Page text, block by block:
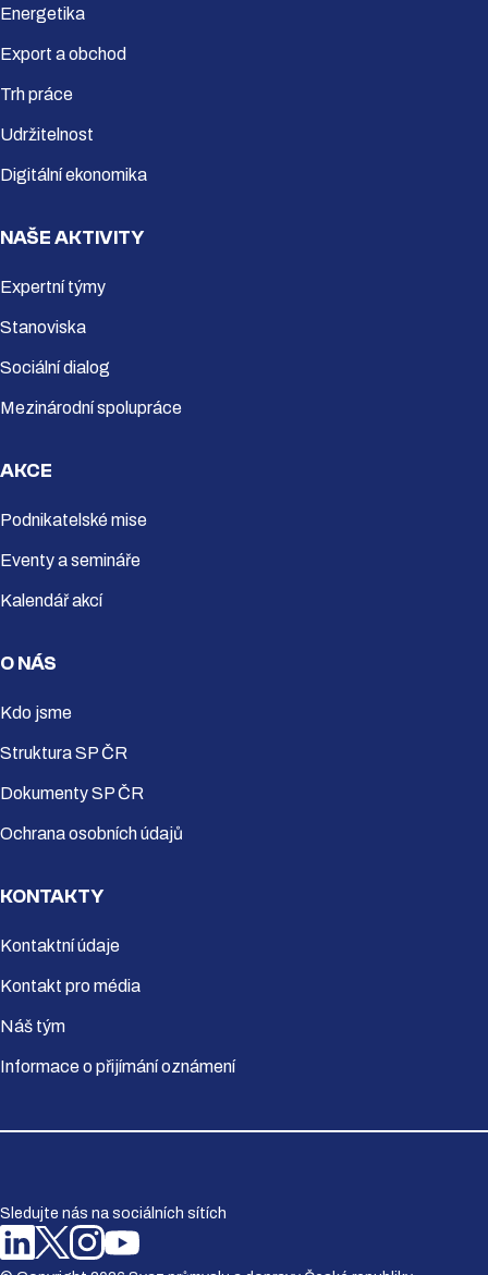
Energetika
Export a obchod
Trh práce
Udržitelnost
Digitální ekonomika
NAŠE AKTIVITY
Expertní týmy
Stanoviska
Sociální dialog
Mezinárodní spolupráce
AKCE
Podnikatelské mise
Eventy a semináře
Kalendář akcí
O NÁS
Kdo jsme
Struktura SP ČR
Dokumenty SP ČR
Ochrana osobních údajů
KONTAKTY
Kontaktní údaje
Kontakt pro média
Náš tým
Informace o přijímání oznámení
Sledujte nás na sociálních sítích